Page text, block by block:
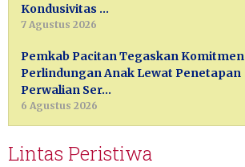
Kondusivitas …
7 Agustus 2026
Pemkab Pacitan Tegaskan Komitmen
Perlindungan Anak Lewat Penetapan
Perwalian Ser…
6 Agustus 2026
Lintas Peristiwa